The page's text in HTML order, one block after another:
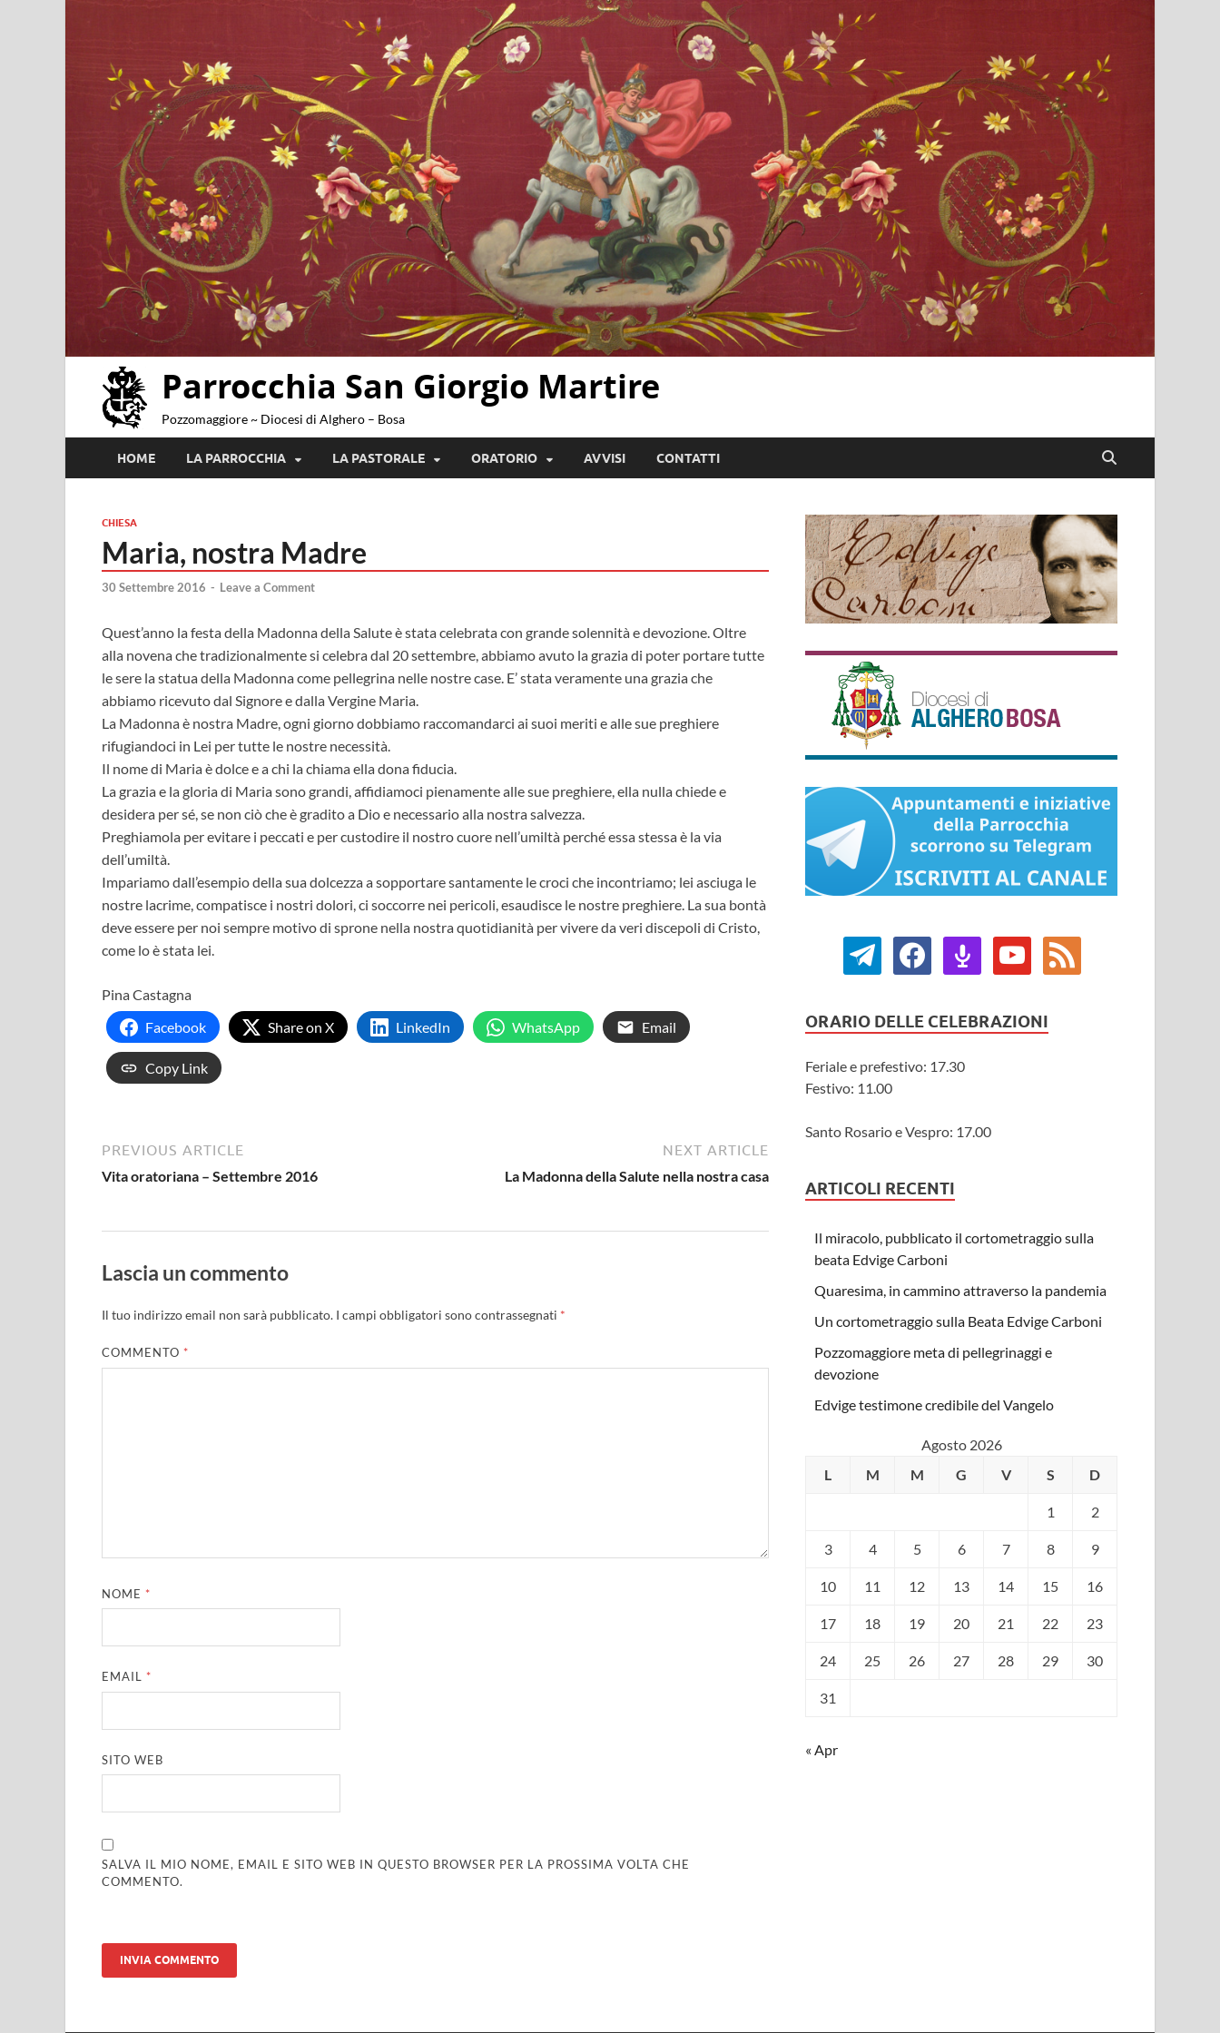
Parrocchia San Giorgio Martire
Pozzomaggiore ~ Diocesi di Alghero – Bosa
HOME LA PARROCCHIA LA PASTORALE ORATORIO AVVISI CONTATTI
CHIESA
Maria, nostra Madre
30 Settembre 2016 - Leave a Comment
Quest’anno la festa della Madonna della Salute è stata celebrata con grande solennità e devozione. Oltre
alla novena che tradizionalmente si celebra dal 20 settembre, abbiamo avuto la grazia di poter portare tutte
le sere la statua della Madonna come pellegrina nelle nostre case. E’ stata veramente una grazia che
abbiamo ricevuto dal Signore e dalla Vergine Maria.
La Madonna è nostra Madre, ogni giorno dobbiamo raccomandarci ai suoi meriti e alle sue preghiere
rifugiandoci in Lei per tutte le nostre necessità.
Il nome di Maria è dolce e a chi la chiama ella dona fiducia.
La grazia e la gloria di Maria sono grandi, affidiamoci pienamente alle sue preghiere, ella nulla chiede e
desidera per sé, se non ciò che è gradito a Dio e necessario alla nostra salvezza.
Preghiamola per evitare i peccati e per custodire il nostro cuore nell’umiltà perché essa stessa è la via
dell’umiltà.
Impariamo dall’esempio della sua dolcezza a sopportare santamente le croci che incontriamo; lei asciuga le
nostre lacrime, compatisce i nostri dolori, ci soccorre nei pericoli, esaudisce le nostre preghiere. La sua bontà
deve essere per noi sempre motivo di sprone nella nostra quotidianità per vivere da veri discepoli di Cristo,
come lo è stata lei.
Pina Castagna
Facebook
Share on X LinkedIn WhatsApp Email
Copy Link
PREVIOUS ARTICLE
Vita oratoriana – Settembre 2016
NEXT ARTICLE
La Madonna della Salute nella nostra casa
Lascia un commento
Il tuo indirizzo email non sarà pubblicato. I campi obbligatori sono contrassegnati *
COMMENTO *
NOME *
EMAIL *
SITO WEB
SALVA IL MIO NOME, EMAIL E SITO WEB IN QUESTO BROWSER PER LA PROSSIMA VOLTA CHE
COMMENTO.
ORARIO DELLE CELEBRAZIONI
Feriale e prefestivo: 17.30
Festivo: 11.00
Santo Rosario e Vespro: 17.00
ARTICOLI RECENTI
Il miracolo, pubblicato il cortometraggio sulla
beata Edvige Carboni
Quaresima, in cammino attraverso la pandemia
Un cortometraggio sulla Beata Edvige Carboni
Pozzomaggiore meta di pellegrinaggi e
devozione
Edvige testimone credibile del Vangelo
Agosto 2026
L
M M G V S D
1 2
3 4 5 6 7 8 9
10 11 12 13 14 15 16
17 18 19 20 21 22 23
24 25 26 27 28 29 30
31
« Apr